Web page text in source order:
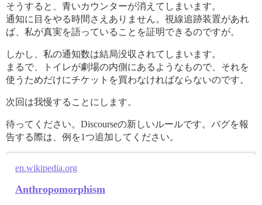
そうすると、青いカウンターが消えてしまいます。
通知に目をやる時間さえありません。視線追跡装置があれ
ば、私が真実を語っていることを証明できるのですが。
しかし、私の通知数は結局没収されてしまいます。
まるで、トイレが劇場の内側にあるようなもので、それを
使うためだけにチケットを買わなければならないのです。
次回は我慢することにします。
待ってください。Discourseの新しいルールです。バグを報
告する際は、例を1つ追加してください。
en.wikipedia.org
Anthropomorphism